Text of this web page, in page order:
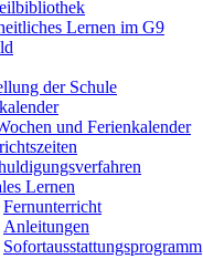
Lernen im G9
der Schule
und Ferienkalender
Lernen
Fernunterricht
Anleitungen
Sofortausstattungsprogramm